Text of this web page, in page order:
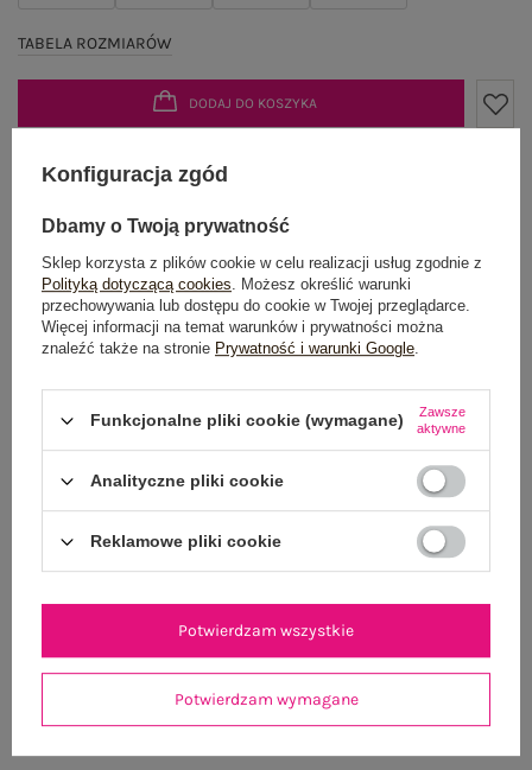
TABELA ROZMIARÓW
DODAJ DO KOSZYKA
Dostawaod 7,99 zł
Do darmowej dostawy brakuje 200,00 zł
100 dni na zwrot
(1)
Konfiguracja zgód
Dbamy o Twoją prywatność
Sklep korzysta z plików cookie w celu realizacji usług zgodnie z
Polityką dotyczącą cookies. Możesz określić warunki
przechowywania lub dostępu do cookie w Twojej przeglądarce.
Więcej informacji na temat warunków i prywatności można
znaleźć także na stronie Prywatność i warunki Google.
Funkcjonalne pliki cookie (wymagane)
Zawsze
aktywne
Analityczne pliki cookie
Reklamowe pliki cookie
Potwierdzam wymagane
Potwierdzam wszystkie